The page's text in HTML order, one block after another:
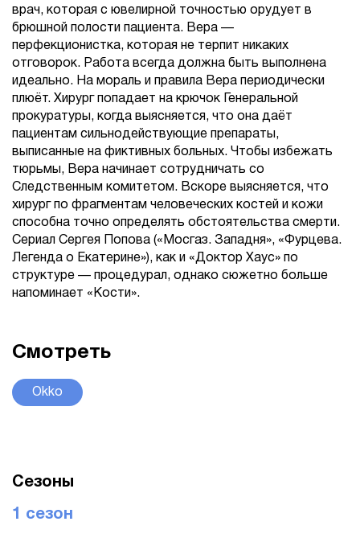
врач, которая с ювелирной точностью орудует в
брюшной полости пациента. Вера —
перфекционистка, которая не терпит никаких
отговорок. Работа всегда должна быть выполнена
идеально. На мораль и правила Вера периодически
плюёт. Хирург попадает на крючок Генеральной
прокуратуры, когда выясняется, что она даёт
пациентам сильнодействующие препараты,
выписанные на фиктивных больных. Чтобы избежать
тюрьмы, Вера начинает сотрудничать со
Следственным комитетом. Вскоре выясняется, что
хирург по фрагментам человеческих костей и кожи
способна точно определять обстоятельства смерти.
Сериал Сергея Попова («Мосгаз. Западня», «Фурцева.
Легенда о Екатерине»), как и «Доктор Хаус» по
структуре — процедурал, однако сюжетно больше
напоминает «Кости».
Смотреть
Okko
Сезоны
1 сезон